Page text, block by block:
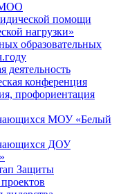
МОО
помощи
нагрузки»
образовательных
деятельность
конференция
профориентация
МОУ «Белый
ДОУ
Защиты